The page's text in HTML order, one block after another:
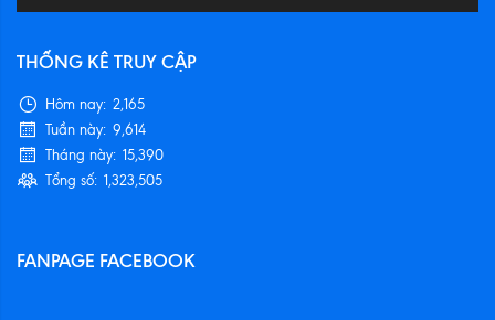
THỐNG KÊ TRUY CẬP
Hôm nay: 2,165
Tuần này: 9,614
Tháng này: 15,390
Tổng số: 1,323,505
FANPAGE FACEBOOK